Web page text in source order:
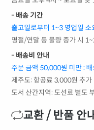
- 배송 기간
출고일로부터 1~3 영업일 소
명절/연말 등 물량 증가 시
- 배송비 안내
주문 금액 50,000원 미만 :
제주도: 항공료 3,000원 추가
도서 산간지역: 도선료 별도
교환 / 반품 안